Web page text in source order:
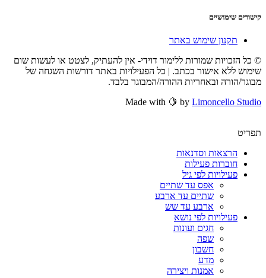
קישורים שימושיים
תקנון שימוש באתר
© כל הזכויות שמורות ללימור דוידי- אין להעתיק, לצטט או לעשות שום
שימוש ללא אישור בכתב. | כל הפעילויות באתר דורשות השגחה של
מבוגר/הורה ובאחריות ההורה/המבוגר בלבד.
Made with 🍋 by Limoncello Studio
תפריט
הרצאות וסדנאות
חוברות פעילות
פעילויות לפי גיל
אפס עד שתיים
שתיים עד ארבע
ארבע עד שש
פעילויות לפי נושא
חגים ועונות
שפה
חשבון
מדע
אמנות ויצירה